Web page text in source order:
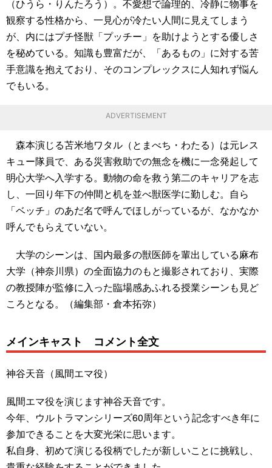
（ひうら・りんたろう）。不愛想で論理的、冷静に物事を
観察する性格から、一見心が冷たい人間に見えてしまう
が、内にはプチ怪獣「プッチー」を助けようとする優しさ
を秘めている。知識も豊富だが、「あるもの」に対する苦
手意識を抱えており、そのコンプレックスに人知れず悩ん
でもいる。
ADVERTISEMENT
森本演じる苫米地ワタル（とまべち・わたる）は元レス
キュー隊員で、ある災害救助での無念を機に一念発起して
明心大学へ入学する。動物の命を救う第二のキャリアを志
し、一回り年下の仲間と机を並べ獣医学に勤しむ。自ら
「ベッチ」のあだ名で呼んでほしがっているが、なかなか
呼んでもらえていない。
大学のシーンは、国内最多の獣医師を輩出している麻布
大学（神奈川県）の全面協力のもと撮影されており、実際
の教授陣が監修に入った臨場感あふれる授業シーンも見ど
ころとなる。（編集部・倉本拓弥）
メインキャスト コメント全文
神谷天音（風間エマ役）
風間エマ役を演じます神谷天音です。
今年、ウルトラマンシリーズ60周年という記念すべき年に
参加できることを大変光栄に思います。
私自身、初めて演じる役柄でしたが新しいことに挑戦し、